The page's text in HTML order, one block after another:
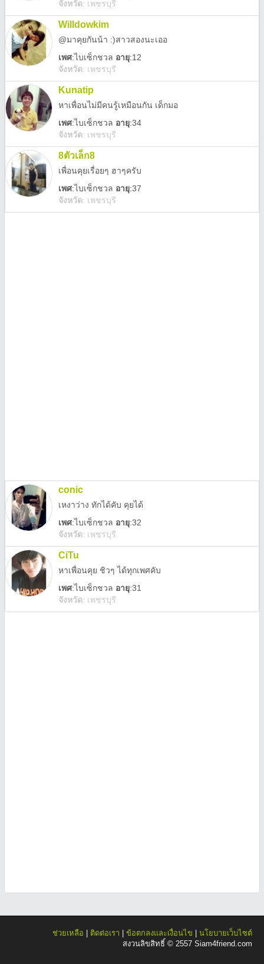
จังหวัด: เพชรบุรี
Willdowkim
@มาคุยกันน้า :)สาวสองนะเออ
เพศ:ไบเซ็กชวล อายุ:12
จังหวัด: เพชรบุรี
Kunatip
หาเพื่อนไม่มีคนรู้เหมือนกัน เด็กมอ
เพศ:ไบเซ็กชวล อายุ:34
จังหวัด: เพชรบุรี
8ตัวเล็ก8
เพื่อนคุยเรื่อยๆ ฮาๆครับ
เพศ:ไบเซ็กชวล อายุ:37
จังหวัด: เพชรบุรี
conic
เหงาว่าง ทักได้คับ คุยได้
เพศ:ไบเซ็กชวล อายุ:32
จังหวัด: เพชรบุรี
CiTu
หาเพื่อนคุย ชิวๆ ได้ทุกเพศคับ
เพศ:ไบเซ็กชวล อายุ:31
จังหวัด: เพชรบุรี
ช่วยเหลือ ติดต่อเรา ข้อตกลงและเงื่อนไข
นโยบายเว็บไซต์
สงวนลิขสิทธิ์ © 2557 Siam4friend.com